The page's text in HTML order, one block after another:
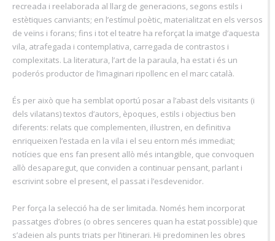
recreada i reelaborada al llarg de generacions, segons estils i
estètiques canviants; en l’estímul poètic, materialitzat en els versos
de veïns i forans; fins i tot el teatre ha reforçat la imatge d’aquesta
vila, atrafegada i contemplativa, carregada de contrastos i
complexitats. La literatura, l’art de la paraula, ha estat i és un
poderós productor de l’imaginari ripollenc en el marc català.
És per això que ha semblat oportú posar a l’abast dels visitants (i
dels vilatans) textos d’autors, èpoques, estils i objectius ben
diferents: relats que complementen, il·lustren, en definitiva
enriqueixen l’estada en la vila i el seu entorn més immediat;
notícies que ens fan present allò més intangible, que convoquen
allò desaparegut, que conviden a continuar pensant, parlant i
escrivint sobre el present, el passat i l’esdevenidor.
Per força la selecció ha de ser limitada. Només hem incorporat
passatges d’obres (o obres senceres quan ha estat possible) que
s’adeien als punts triats per l’itinerari. Hi predominen les obres